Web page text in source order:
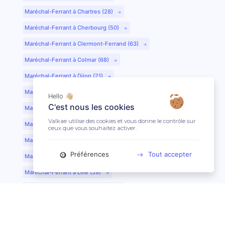
Maréchal-Ferrant à Chartres (28)
Maréchal-Ferrant à Cherbourg (50)
Maréchal-Ferrant à Clermont-Ferrand (63)
Maréchal-Ferrant à Colmar (68)
Maréchal-Ferrant à Dijon (21)
Maréchal-Ferrant à Evreux (27)
Maréchal-Ferrant à Fontainebleau (77)
Maréchal-Ferrant à Grenoble (38)
Maréchal-Ferrant à Guéret (23)
Maréchal-Ferrant au Mans (72)
Maréchal-Ferrant à Lille (59)
Hello 👋🏼
C'est nous les cookies
Valkae utilise des cookies et vous donne le contrôle sur
ceux que vous souhaitez activer.
Préférences Tout accepter